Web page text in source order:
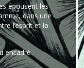
épousent les
dans une
l’esprit et la
encadré